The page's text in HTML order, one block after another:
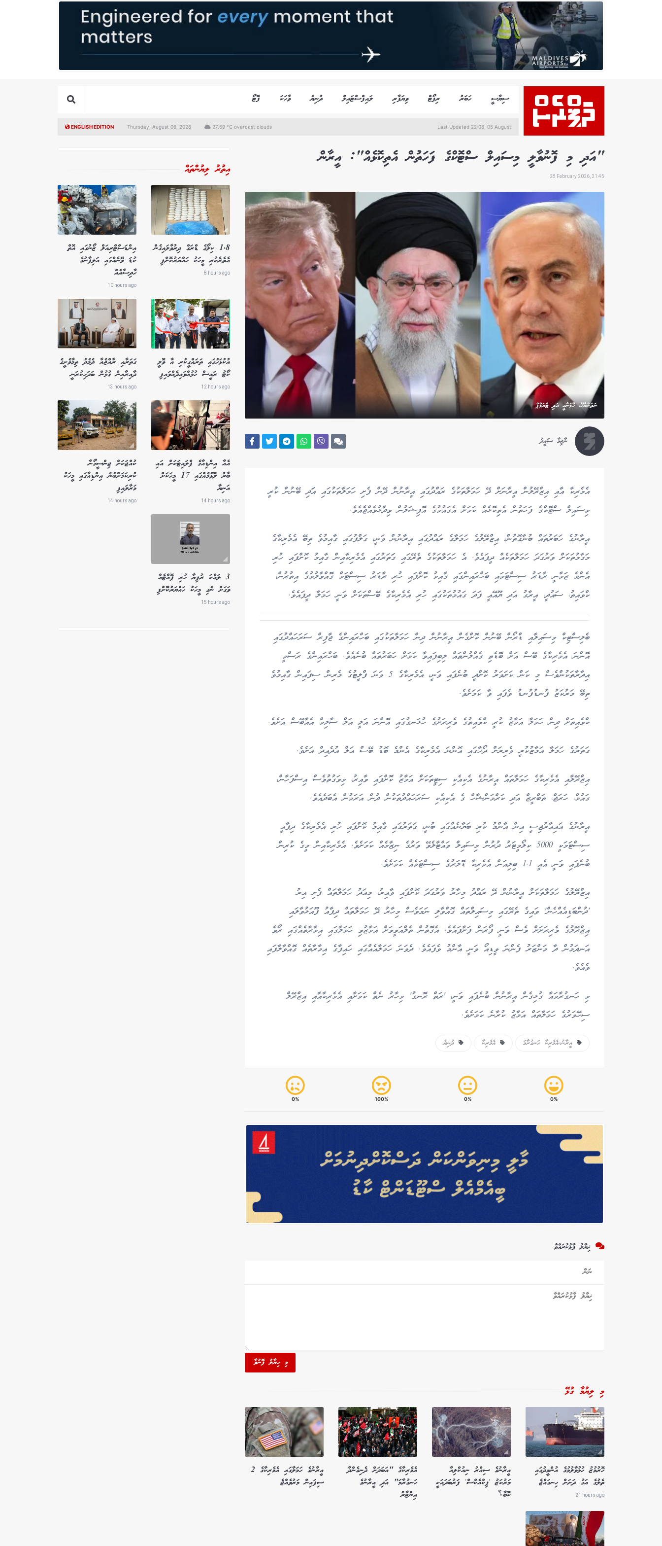
ސިޔާސީ ހަބަރު ރިޕޯޓް ވިޔަފާރި ލައިފްސްޓައިލް ދުނިޔެ ވާހަކަ ފޮޓޯ
ENGLISH EDITION Thursday, August 06, 2026 27.69 °C overcast clouds Last Updated 22:06, 05 August
"އަދި މި ފޮނުވާލީ މިސައިލް ސްޓޮކްގެ ފަހަތުން އެތިކޮޅެއް": އީރާން
28 February 2026, 21:45
ނަތަންޔާހޫ، ހާމަނާއީ އަދި ޓްރަމްޕް
ނާޒިމާ ސައީދު
އެމެރިކާ އާއި އިޒްރޭލުން އީރާނަށް ދޭ ހަމަލާތަކުގެ ރައްދުގައި އީރާނުން ދޭން ފެށި ހަމަލާތަކުގައި އަަދި ބޭނުން ކުރީ
މިސައިލް ސްޓޮކްގެ ފަހަތުން އެތިކޮޅެއް ކަމަށް އެގައުމުގެ އޮފިޝަލުން ވިދާޅުވެއްޖެެއެވެ.
އީރާނުގެ ހަބަރުތައް ބުނާގޮތުން، އިޒްރޭލުގެ ހަމަލާގެ ރައްދުގައި އީރާނުން ވަނީ، ގަލްފުގައި ގާއިމުވެ ތިބޭ އެމެރިކާގެ
މަގާމުތަކަށް ވަރުގަދަ ހަމަލާތަކެއް ދީފައެވެ. އެ ހަމަލާތަކުގެ ތެރޭގައި ގަަތަރުގައި އެމެރިކާއިން ގާއިމު ކޮށްފައި ހުރި
އެންމެ ޒަމާނީ ރާޑަރު ސިސްޓަމައި ބަހްރައިންގައި ގާއިމު ކޮށްފައި ހުރި ރާޑަރު ސިސްޓަމް ގޮއްވާލުމުގެ އިތުރުން،
ކްވައިތު، ސައުދީ، އީރާގު އަދި ޔޫއޭއީ ފަދަ ގައުމުތަކުގައި ހުރި އެމެރިކާގެ ބޭސްތަކަށް ވަނީ ހަމަލާ ދީފައެވެ.
ބެލިސްޓިކް މިސައިލާއި ޑްރޯން ބޭނުން ކޮށްގެން އީރާނުން ދިން ހަމަލާތަކުގައި ބަހްރައިންގެ ޖާފިރް ސަރަހައްދުގައި
އޮންނަ އެމެރިކާގެ ބޭސް އަށް ބޮޑެތި ގެއްލުންތައް ލިބިފައިވާ ކަމަށް ހަބަރުތައް ބުނެއެވެ. ބަހްރައިންގެ ރަސްމީ
އިދާރާތަކުންވެސް މި ކަން ކަށަވަރު ކޮށްދީ ބުނެފައި ވަނީ، އެމެރިކާގެ 5 ވަނަ ފްލީޓުގެ މެރިން ސިފައިން ގާއިމުވެ
ތިބޭ މަރުކަޒު ފުނޑުފުނޑު ވެފައި ވާ ކަމަށެވެ.
ކްވެއިތަށް ދިން ހަމަލާ އަމާޒު ކުރީ ކްވެއިތުގެ ވެރިރަށުގެ ހުޅަނގުގައި އޮންނަ އަލީ އަލް ސާލިމް އެއާބޭސް އަށެވެ.
ގަތަރުގެ ހަމަލާ އަމާޒުކުރީ ވެރިރަށް ދޯހާގައި އޮންނަ އެމެރިކާގެ އެންމެ ބޮޑު ބޭސް އަލް އުދެއިދް އަށެވެ.
އިޒްރޭލާއި އެމެރިކާގެ ހަމަލާތައް އީރާނުގެ އެކިއެކި ސިޓީތަަކަށް އަމާޒު ކޮށްފައި ވާއިރު، މިވަގުތުވެސް އިސްފަހާން،
ގައުމް، ހަރަޖް، ތަބްރީޒް އަދި ކަރްމަންޝާހް ގެ އެކިއެކި ސަރަހައްދުތަކުން ދުން އަރަމުން އެބަދެއެވެ.
އީރާނުގެ އައިއާރުޖިސީ އިން އާންމު ކުރި ބަޔާނެއްގައި ބުނީ، ގަތަރުގައި ގާއިމު ކޮށްފައި ހުރި އެމެރިކާގެ ދިފާއީ
ސިސްޓަމަކީ 5000 ކިލޯމީޓަރު ދުރުން މިސައިލް ވައްޓާލެވޭ ވަރުގެ ނިޒާމެއް ކަމަށެވެ. އެމެރިކާއިން މީގެ ކުރިން
ބުނެފައި ވަނީ އެއީ 1.1 ބިލިއަން އެމެރިކާ ޑޮލަރުގެ ސިސްޓަމެއް ކަމަށެވެ.
އިޒްރޭލުގެ ހަމަލާތަކަށް އީރާނުން ދޭ ރައްދު މިހާރު ވަރުގަދަ ކޮށްފައި ވާއިރު، މިއަދު ހަމަލާތައް ފެށި އިރު
'ދުންބަޑިއެއްހެން' ވައިގެ ތެރޭގައި މިސައިލްތައް ގޮއްވާލި ނަމަވެސް މިހާރު ދޭ ހަމަލާތައް ދިފާއު ފޫއަޅުވާލައި
އިޒްރޭލުގެ ވެރިރަށަށް ވެސް ވަނީ ފޯރަން ފަށާފައެވެ. އެގޮތުން ތެލްއަވީވަށް އަމާޒުވި ހަމަލާގައި އިމާރާތެއްގައި ރޯވެ
އަނދަމުން ދާ މަންޒަރު ފެންނަ ވީޑިއޯ ވަނީ އާންމު ވެފައެވެ. ދެވަނަ ހަމަލާއެއްގައި ހައިފާގެ އިމާރާތެއް ގޮއްވާލާފައި
ވެއެވެ.
މި ހަނގުރާމައާ ގުޅިގެން އީރާނުން ބުނެފައި ވަނީ، 'ރަތް ރޮނގު' މިހާރު ނެތް ކަމަށާއި އެމެރިކާއާއި އިޒްރޭލް
ސިހޭވަރުގެ ހަމަލާތައް އަމާޒު ކުރާނެ ކަމަށެވެ.
އީރާނު-އެމެރިކާ ހަނގުރާމަ އެމެރިކާ ދުނިޔެ
0%
0%
100%
0%
ޚިޔާލު ފާޅުކުރައްވާ
މި ހިޔާލު ފޮނުވާ'
މި ލިޔުމާ ގުޅޭ
ހޮރުމުޒު ހުޅުވާލުމުގެ އުންމީދުގައި
ތެލުގެ އަގު ދަށަށް ހިނގައްޖެ
21 hours ago
އީރާނުގެ ސިއްރު ނިއުކްލިއާ
މަރުކަޒު 'ޕިކްއެކްސް' ފަރުބަދައަކީ
ކޮބާ؟
އެމެރިކާގެ "އަބަދަށް ދެނިގެންދާ
ހަނގުރާމަ" އަދި އީރާނުގެ
އިންޒާރު
އީރާނުގެ ހަމަލާގައި އެމެރިކާގެ 2
ސިފައިން މަރުވެއްޖެ
އިތުރު ލިޔުންތައް
1.8 ކިލޯގެ ޑްރަގް ދިރުވާލައިގެން
އެތެރެކުރި މީހަކު ހައްޔަރުކޮށްފި
8 hours ago
އިންޑަސްޓްރިއަލް ޒޯނުގައި އޮތް
ކުޑަ ވޭނެއްގައި އަލިފާނުގެ
ހާދިސާއެއް
10 hours ago
އުކުޅަހުގައި ތަރައްގީކުރި އާ ވޮލީ
ކޯޓު ރައީސް ހުޅުއްވައިދެއްވައިފި
12 hours ago
ގަތަރާއި ރާއްޖެއާ ދެމެދު ތިމާވެށީގެ
ދާއިރާއިން ގުޅުން ބަދަހިކުރަނީ
13 hours ago
އެއާ އިންޑިއާގެ ފްލައިޓަކަށް އައި
ބާރު ލޮޅުމެއްގައި 17 މީހަކަށް
އަނިޔާ
14 hours ago
ކުއްޖަކަށް ޖިންސީގޯނާ
ކުރިކަމަށްބުނެ އިންޑިއާގައި މީހަކު
މަރާލައިފި
14 hours ago
3 ލައްކަ ރުފިޔާ ހުރި ފޮއްޓެއް
ވަގަށް ނެގި މީހަކު ހައްޔަރުކޮށްފި
15 hours ago